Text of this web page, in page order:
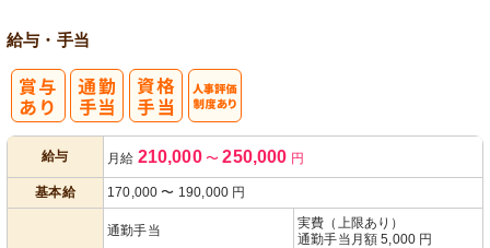
給与・手当
給与 月給 210,000 〜 250,000 円
基本給 170,000 〜 190,000 円
通勤手当
実費（上限あり）
通勤手当月額 5,000 円